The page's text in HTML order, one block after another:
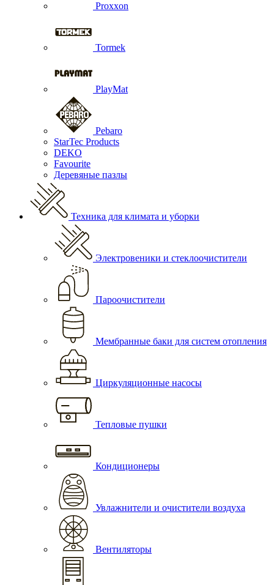
Proxxon
Tormek
PlayMat
Pebaro
StarTec Products
DEKO
Favourite
Деревяные пазлы
Техника для климата и уборки
Электровеники и стеклоочистители
Пароочистители
Мембранные баки для систем отопления
Циркуляционные насосы
Тепловые пушки
Кондиционеры
Увлажнители и очистители воздуха
Вентиляторы